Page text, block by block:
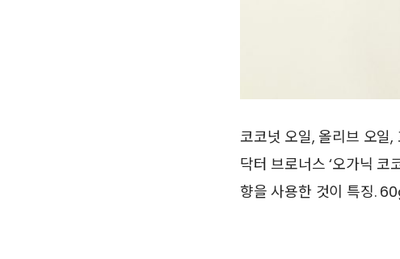
코코넛 오일, 올리브 오일
닥터 브로너스 ‘오가닉 코
향을 사용한 것이 특징.